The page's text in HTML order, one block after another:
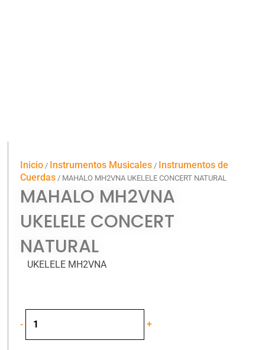
Inicio / Instrumentos Musicales / Instrumentos de
Cuerdas / MAHALO MH2VNA UKELELE CONCERT NATURAL
MAHALO MH2VNA
UKELELE CONCERT
NATURAL
UKELELE MH2VNA
-
MH2VNA
UKELELE
+